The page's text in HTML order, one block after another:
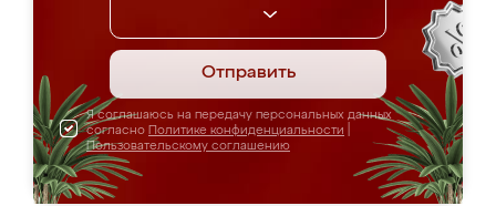
Отправить
Я соглашаюсь на передачу персональных данных
согласно Политике конфиденциальности
Пользовательскому соглашению